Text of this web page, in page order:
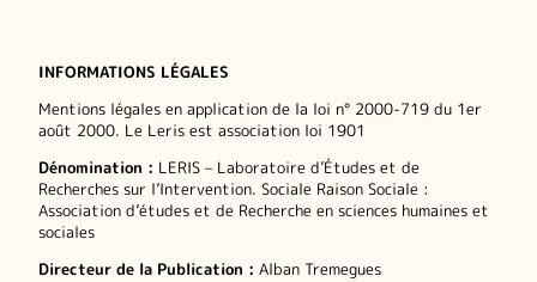
INFORMATIONS LÉGALES
Mentions légales en application de la loi n° 2000-719 du 1er
août 2000. Le Leris est association loi 1901
Dénomination : LERIS – Laboratoire d’Études et de
Recherches sur l’Intervention. Sociale Raison Sociale :
Association d’études et de Recherche en sciences humaines et
sociales
Directeur de la Publication : Alban Tremegues